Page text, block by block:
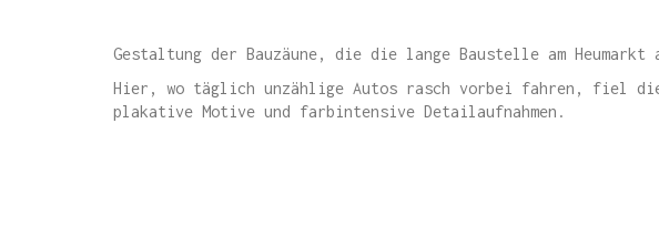
Gestaltung der Bauzäune, die die lange Baustelle am Heumarkt
Hier, wo täglich unzählige Autos rasch vorbei fahren, fiel
plakative Motive und farbintensive Detailaufnahmen.